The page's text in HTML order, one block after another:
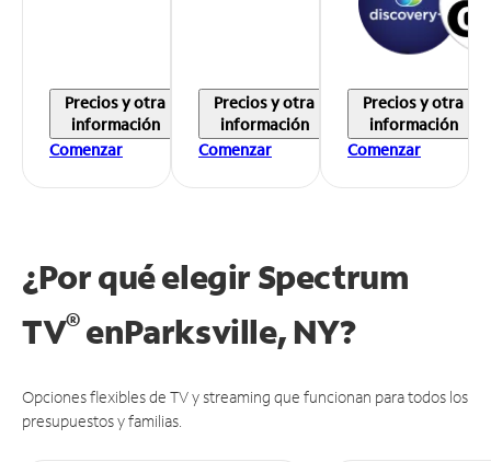
Precios y otra
información
Comenzar
Precios y otra
información
Comenzar
Precios y otra
información
Comenzar
¿Por qué elegir Spectrum
TV®enParksville, NY?
Opciones flexibles de TV y streaming que funcionan para todos los
presupuestos y familias.